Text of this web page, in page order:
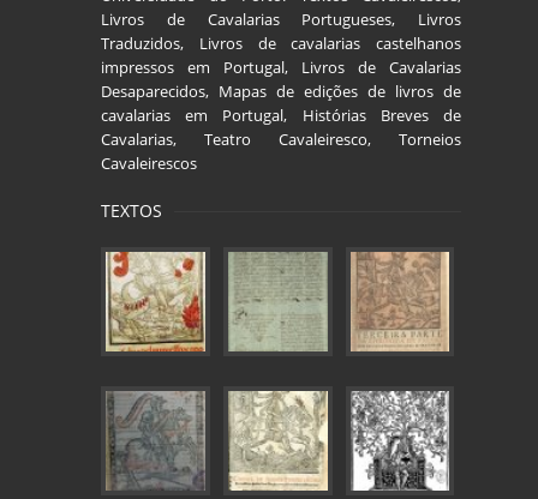
Livros de Cavalarias Portugueses, Livros
Traduzidos, Livros de cavalarias castelhanos
impressos em Portugal, Livros de Cavalarias
Desaparecidos, Mapas de edições de livros de
cavalarias em Portugal, Histórias Breves de
Cavalarias, Teatro Cavaleiresco, Torneios
Cavaleirescos
TEXTOS